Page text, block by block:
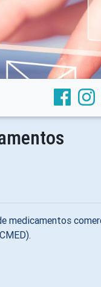
medicamentos